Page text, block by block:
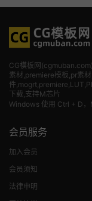
CG模板网
素材 ,premiere模板,pr素
件
下载,支持M芯片
Windows 使用 Ctrl + D
会员服务
加入会员
会员须知
法律申明